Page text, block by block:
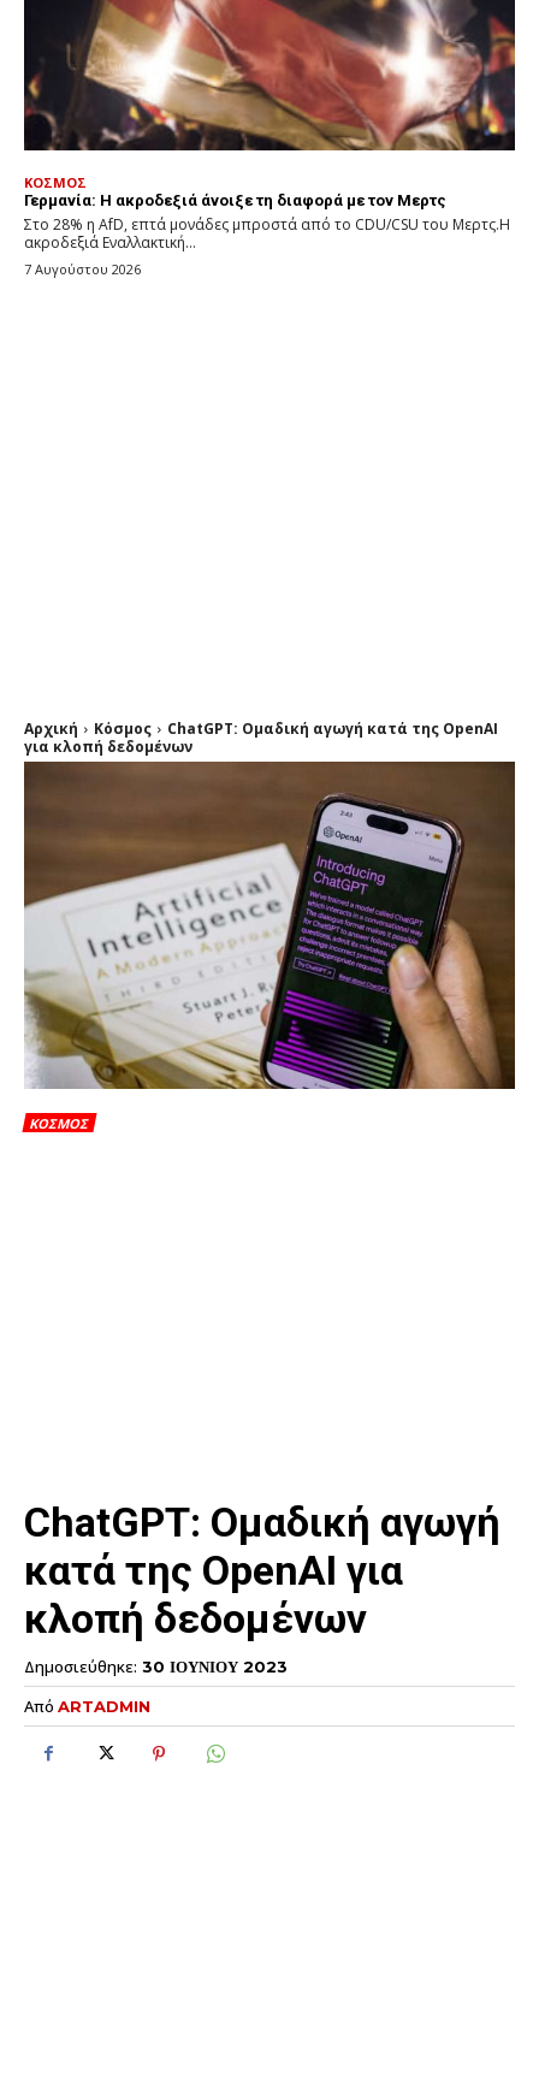
ΚΟΣΜΟΣ
Γερμανία: Η ακροδεξιά άνοιξε τη διαφορά με τον Μερτς
Στο 28% η AfD, επτά μονάδες μπροστά από το CDU/CSU του Μερτς.Η
ακροδεξιά Εναλλακτική...
7 Αυγούστου 2026